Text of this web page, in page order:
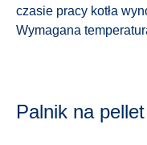
czasie pracy kotła
Wymagana
Palnik na pellet